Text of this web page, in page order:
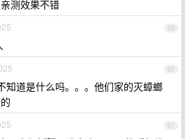
测效果不错
59
60
知道是什么吗。。。他们家的灭蟑螂
61